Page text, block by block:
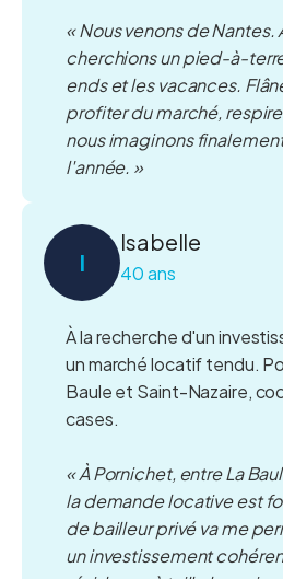
« Nous venons de Nantes.
cherchions un pied-à-
ends et les vacances.
profiter du marché,
nous imaginons
l'année. »
I
Isabelle
40 ans
À la recherche d'un
un marché locatif tendu.
Baule et Saint-Nazaire,
cases.
« À Pornichet, entre La
la demande locative est
de bailleur privé va me
un investissement